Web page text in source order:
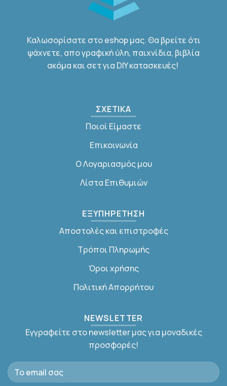
Καλωσορίσατε στο eshop μας. Θα βρείτε ότι
ψάχνετε, απο γραφική ύλη, παιχνίδια, βιβλία
ακόμα και σετ για DIY κατασκευές!
ΣΧΕΤΙΚΑ
Ποιοί Είμαστε
Επικοινωνία
Ο Λογαριασμός μου
Λίστα Επιθυμιών
ΕΞΥΠΗΡΕΤΗΣΗ
Αποστολές και επιστροφές
Τρόποι Πληρωμής
Όροι χρήσης
Πολιτική Απορρήτου
NEWSLETTER
Εγγραφείτε στο newsletter μας για μοναδικές
προσφορές!